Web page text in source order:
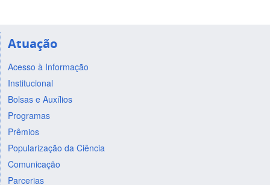
Atuação
Acesso à Informação
Institucional
Bolsas e Auxílios
Programas
Prêmios
Popularização da Ciência
Comunicação
Parcerias